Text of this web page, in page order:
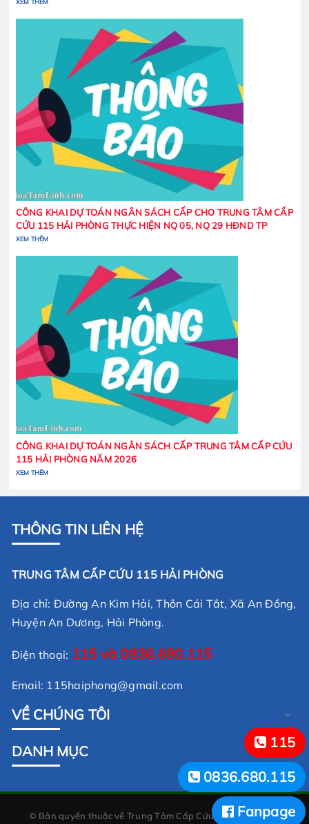
115
0836.680.115
Fanpage
XEM THÊM
THÔNG TIN LIÊN HỆ
TRUNG TÂM CẤP CỨU 115 HẢI PHÒNG
Địa chỉ: Đường An Kim Hải, Thôn Cái Tắt, Xã An Đồng,
Huyện An Dương, Hải Phòng.
Điện thoại: 115 và 0836.680.115
Email: 115haiphong@gmail.com
VỀ CHÚNG TÔI
DANH MỤC
© Bản quyền thuộc về Trung Tâm Cấp Cứu 115 Hải Phòng